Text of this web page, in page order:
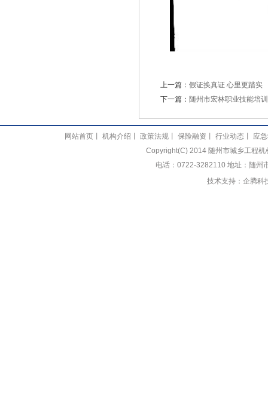
上一篇： 假证换真证 心里更踏实
下一篇： 随州市宏林职业技能培
网站首页丨 机构介绍 政策法规丨 保险融资 行业动态
应
Copyright(C) 2014 随州市城乡工程
电话：0722-3282110 地址：随州
技术支持： 企腾科